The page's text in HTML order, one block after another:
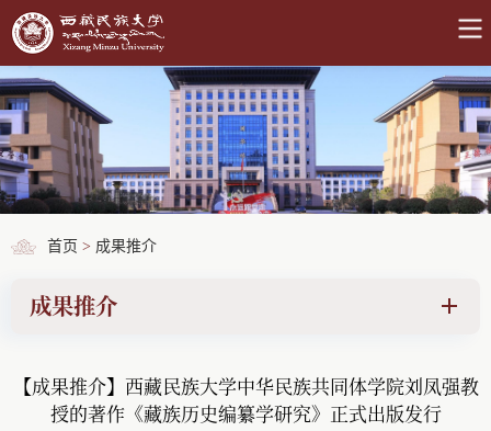
首页 > 成果推介
成果推介
【成果推介】西藏民族大学中华民族共同体学院刘凤强教
授的著作《藏族历史编纂学研究》正式出版发行